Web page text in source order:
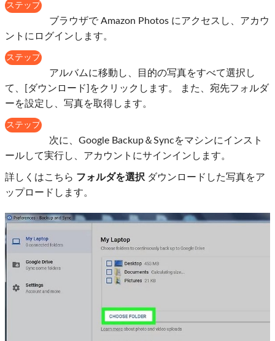
ステップ
ブラウザで Amazon Photos にアクセスし、アカウ
ントにログインします。
ステップ
アルバムに移動し、目的の写真をすべて選択し
て、[ダウンロード]をクリックします。 また、宛先フォルダ
ーを設定し、写真を取得します。
ステップ
次に、Google Backup＆Syncをマシンにインスト
ールして実行し、アカウントにサインインします。
詳しくはこちら フォルダを選択 ダウンロードした写真をア
ップロードします。